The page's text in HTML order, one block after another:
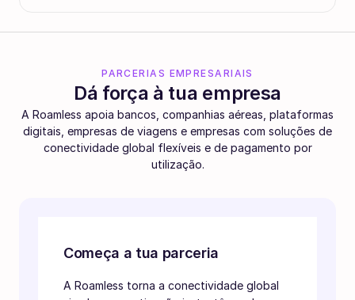
PARCERIAS EMPRESARIAIS
Dá força à tua empresa
A Roamless apoia bancos, companhias aéreas, plataformas
digitais, empresas de viagens e empresas com soluções de
conectividade global flexíveis e de pagamento por
utilização.
Começa a tua parceria
A Roamless torna a conectividade global